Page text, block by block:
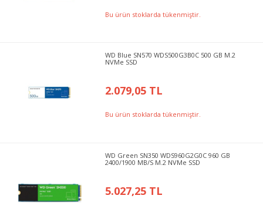
Bu ürün stoklarda tükenmiştir.
WD Blue SN570 WDS500G3B0C 500 GB M.2
NVMe SSD
2.079,05 TL
Bu ürün stoklarda tükenmiştir.
WD Green SN350 WDS960G2G0C 960 GB
2400/1900 MB/S M.2 NVMe SSD
5.027,25 TL